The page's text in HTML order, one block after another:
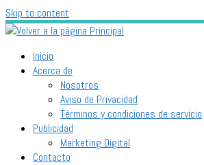
Skip to content
Inicio
Acerca de
Nosotros
Aviso de Privacidad
Términos y condiciones de servicio
Publicidad
Marketing Digital
Contacto